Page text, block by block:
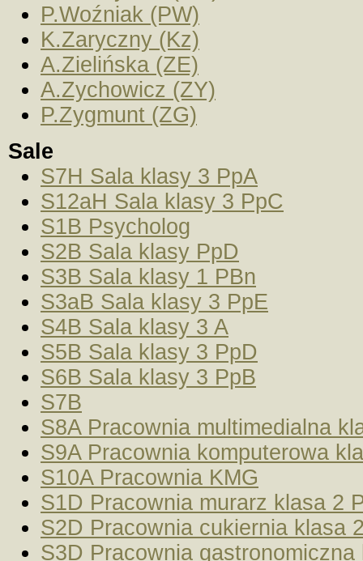
P.Woźniak (PW)
K.Zaryczny (Kz)
A.Zielińska (ZE)
A.Zychowicz (ZY)
P.Zygmunt (ZG)
Sale
S7H Sala klasy 3 PpA
S12aH Sala klasy 3 PpC
S1B Psycholog
S2B Sala klasy PpD
S3B Sala klasy 1 PBn
S3aB Sala klasy 3 PpE
S4B Sala klasy 3 A
S5B Sala klasy 3 PpD
S6B Sala klasy 3 PpB
S7B
S8A Pracownia multimedialna
S9A Pracownia komputerowa
S10A Pracownia KMG
S1D Pracownia murarz klasa 2
S2D Pracownia cukiernia klasa
S3D Pracownia gastronomiczna